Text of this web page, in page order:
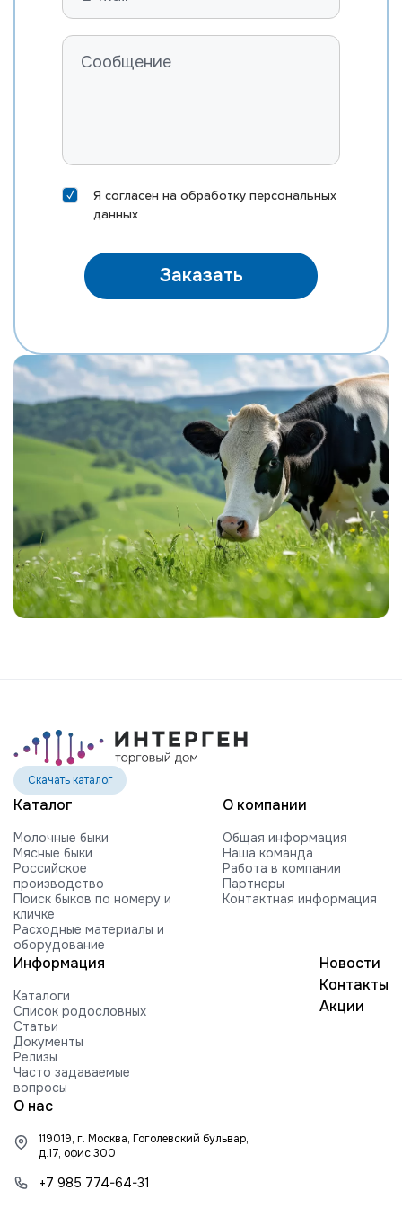
FARNEAR B-BOB MASTER-ET
RI-VAL-RE MOD MCCORD-P-ET
MR SILVER NAUTICAL-ET
MR NOBLE NEPOLEAN
MR SUPERHERO NEXUS-ET
MR RUBICON NICHE-ET
MR SPRING NIGHTHAWK-ET
MR MT NIGHTLIFE 31444-ET
MR TROY NIGHTSTICK 61156-ET
MR SPRING NOBLE 2-ETN
MR SUPERHERO NOLAN-ET
MR WINGS NORTON-ET
EDG DIRECTOR OPTIC-ET
POTTERS-FIELD PAVETHEWAY-TW
TEEMAR MODESTY RATE-ET
GENOSOURCE DELTA REGMA-ET
VOGUE REVIVAL-RED-ET
HILMAR C ROCKFORD-ET
FARNEAR-BH MOGUL ROCKY-ET
FARNEAR ROXY B 54505-ET G +2416
Edg RUBICON-ET
EDG COIN RUEBEN 25004-ET
BUTLERVIEW SHUT-OUT-ET
BRYHILL SOCRATES P-ETN
TRAMILDA MISSO SOLO-ET
EDG PRE STANLEY 25021-ET
DELICIOUS H-NOON TAMPA-ET
Я согласен на обработку персональных
данных
Заказать
Скачать каталог
Каталог
Молочные быки
Мясные быки
Российское
производство
Поиск быков по номеру и
кличке
Расходные материалы и
оборудование
О компании
Общая информация
Наша команда
Работа в компании
Партнеры
Контактная информация
Информация
Каталоги
Список родословных
Статьи
Документы
Релизы
Часто задаваемые
вопросы
Новости
Контакты
Акции
О нас
119019, г. Москва, Гоголевский бульвар,
д.17, офис 300
+7 985 774-64-31